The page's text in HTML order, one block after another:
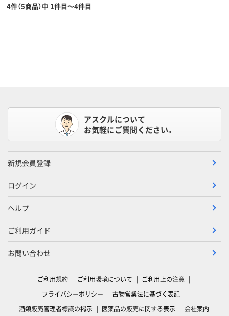
4件（5商品）中 1件目～4件目
アスクルについて
お気軽にご質問ください。
新規会員登録
ログイン
ヘルプ
ご利用ガイド
お問い合わせ
ご利用規約 ご利用環境について
ご利用上の注意
プライバシーポリシー
古物営業法に基づく表記
酒類販売管理者標識の掲示
医薬品の販売に関する表示 会社案内